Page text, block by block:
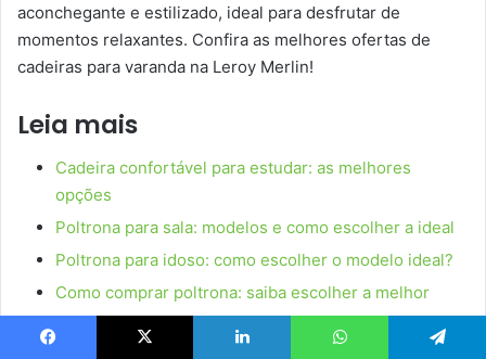
aconchegante e estilizado, ideal para desfrutar de
momentos relaxantes. Confira as melhores ofertas de
cadeiras para varanda na Leroy Merlin!
Leia mais
Cadeira confortável para estudar: as melhores
opções
Poltrona para sala: modelos e como escolher a ideal
Poltrona para idoso: como escolher o modelo ideal?
Como comprar poltrona: saiba escolher a melhor
Poltrona decorativa: melhores modelos e como